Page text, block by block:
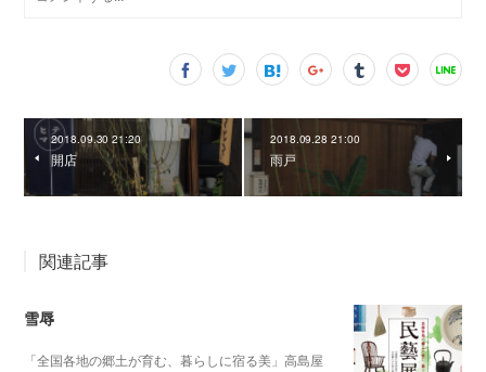
2018.09.30 21:20
開店
2018.09.28 21:00
雨戸
関連記事
雪辱
「全国各地の郷土が育む、暮らしに宿る美」高島屋